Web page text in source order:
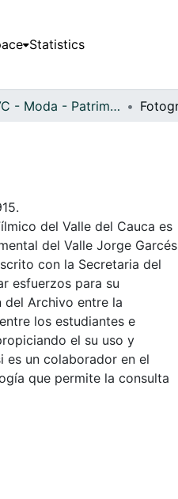
Statistics
APFFVC - Moda - Patrimonial
del Valle del Cauca es
del Valle Jorge Garcés
con la Secretaria del
esfuerzos para su
Archivo entre la
los estudiantes e
el su uso y
es un colaborador en el
que permite la consulta